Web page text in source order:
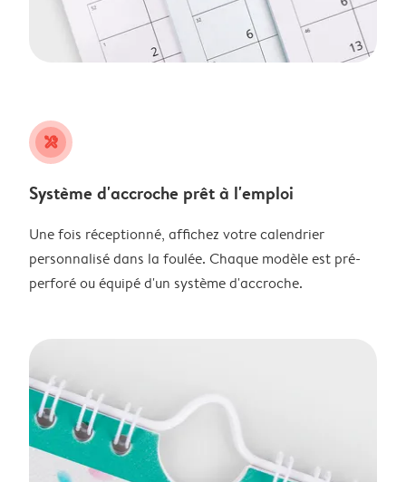
tools
Système d'accroche prêt à l'emploi
Une fois réceptionné, affichez votre calendrier
personnalisé dans la foulée. Chaque modèle est pré-
perforé ou équipé d'un système d'accroche.